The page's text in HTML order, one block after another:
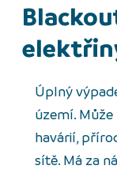
Blackout: rozsáhlý výpadek
Úplný
území.
havárií,
sítě. Má za